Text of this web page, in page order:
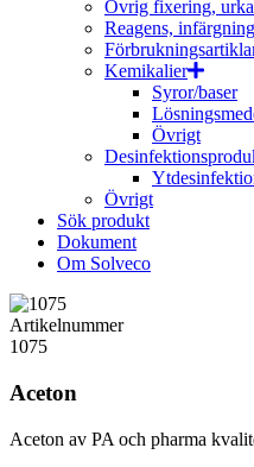
Övrig fixering,
Reagens, infärgning
Kemikalier
Syror/baser
Övrigt
Övrigt
Sök produkt
Dokument
Om Solveco
Artikelnummer
1075
Aceton
Aceton av PA och pharma